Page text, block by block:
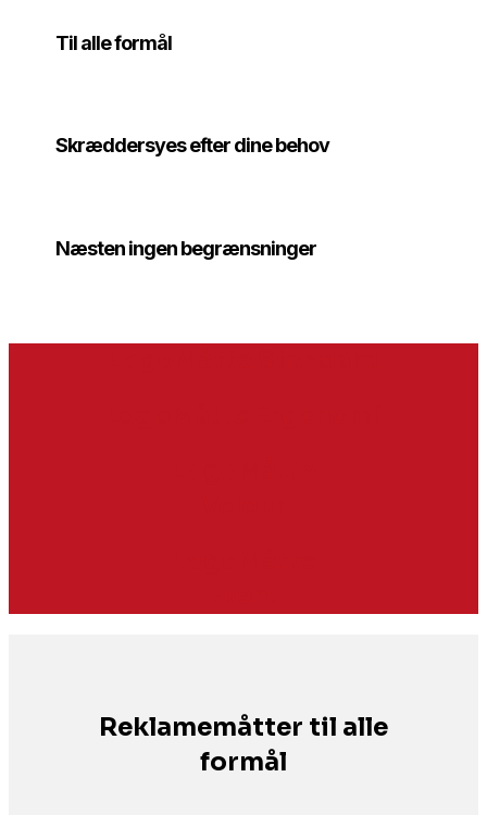
Til alle formål
Skræddersyes efter dine behov
Næsten ingen begrænsninger
Reklamemåtter til alle
formål